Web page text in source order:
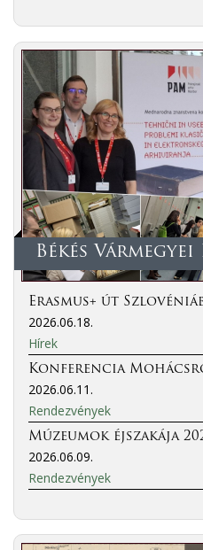
Békés
Erasmus+ út
2026.06.18.
Hírek
Konferencia
2026.06.11.
Rendezvények
Múzeumok éjszakája
2026.06.09.
Rendezvények